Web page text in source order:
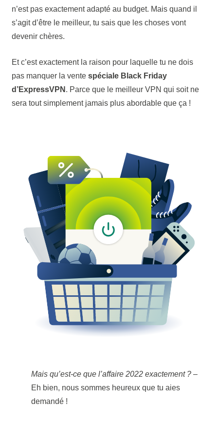
n’est pas exactement adapté au budget. Mais quand il
s’agit d’être le meilleur, tu sais que les choses vont
devenir chères.
Et c’est exactement la raison pour laquelle tu ne dois
pas manquer la vente spéciale Black Friday
d’ExpressVPN . Parce que le meilleur VPN qui soit ne
sera tout simplement jamais plus abordable que ça !
Mais qu’est-ce que l’affaire 2022 exactement ?–
Eh bien, nous sommes heureux que tu aies
demandé !